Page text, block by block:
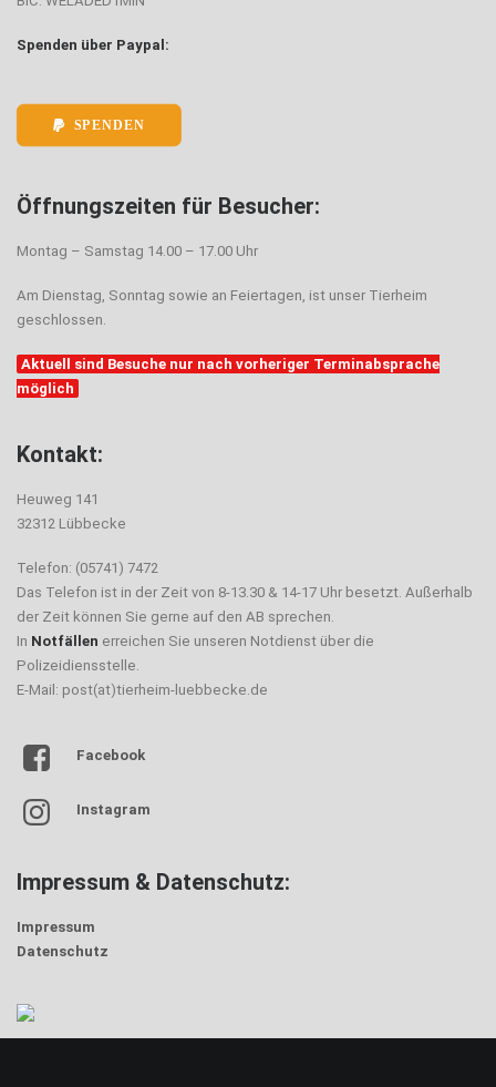
Spenden über Paypal:
SPENDEN
Öffnungszeiten für Besucher:
Montag – Samstag 14.00 – 17.00 Uhr
Am Dienstag, Sonntag sowie an Feiertagen, ist unser Tierheim
geschlossen.
Aktuell sind Besuche nur nach vorheriger Terminabsprache
möglich
Kontakt:
Heuweg 141
32312 Lübbecke
Telefon: (05741) 7472
Das Telefon ist in der Zeit von 8-13.30 & 14-17 Uhr besetzt. Außerhalb
der Zeit können Sie gerne auf den AB sprechen.
In Notfällen erreichen Sie unseren Notdienst über die
Polizeidiensstelle.
E-Mail: post(at)tierheim-luebbecke.de
Facebook
Instagram
Impressum & Datenschutz:
Impressum
Datenschutz